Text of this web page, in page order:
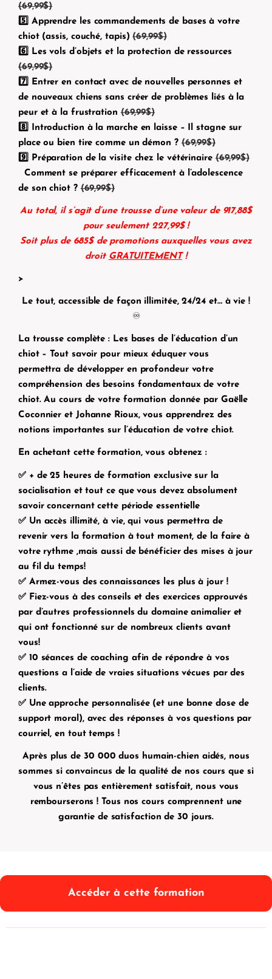
(69,99$)
5️⃣ Apprendre les commandements de bases à votre
chiot (assis, couché, tapis)(69,99$)
6️⃣ Les vols d’objets et la protection de ressources
(69,99$)
7️⃣ Entrer en contact avec de nouvelles personnes et
de nouveaux chiens sans créer de problèmes liés à la
peur et à la frustration(69,99$)
8️⃣ Introduction à la marche en laisse – Il stagne sur
place ou bien tire comme un démon ?(69,99$)
9️⃣ Préparation de la visite chez le vétérinaire(69,99$)
Comment se préparer efficacement à l’adolescence
de son chiot ?(69,99$)
Au total, il s’agit d’une trousse d’une valeur de 917,88$
pour seulement 227,99$ !
Soit plus de 685$ de promotions auxquelles vous avez
droit GRATUITEMENT !
>
Le tout, accessible de façon illimitée, 24/24 et… à vie !
♾
La trousse complète : Les bases de l’éducation d’un
chiot – Tout savoir pour mieux éduquervous
permettra de développer en profondeur votre
compréhension des besoins fondamentaux de votre
chiot. Au cours de votre formation donnée par Gaëlle
Coconnier et Johanne Rioux, vous apprendrez des
notions importantes sur l’éducation de votre chiot.
En achetant cette formation, vous obtenez :
✅+ de 25 heures de formation exclusive sur la
socialisation et tout ce que vous devez absolument
savoir concernant cette période essentielle
✅ Un accès illimité, à vie, qui vous permettra de
revenir vers la formation à tout moment, de la faire à
votre rythme ,mais aussi de bénéficier des mises à jour
au fil du temps!
✅ Armez-vous des connaissances les plus à jour !
✅ Fiez-vous à des conseils et des exercices approuvés
par d’autres professionnels du domaine animalier et
qui ont fonctionné sur de nombreux clients avant
vous!
✅10 séances de coaching afin de répondre à vos
questions a l’aide de vraies situations vécues par des
clients.
✅ Une approche personnalisée (et une bonne dose de
support moral), avec des réponses à vos questions par
courriel, en tout temps !
Après plus de 30 000 duos humain-chien aidés, nous
sommes si convaincus de la qualité de nos cours que si
vous n’êtes pas entièrement satisfait, nous vous
rembourserons ! Tous nos cours comprennent une
garantie de satisfaction de 30 jours.
Accéder à cette formation